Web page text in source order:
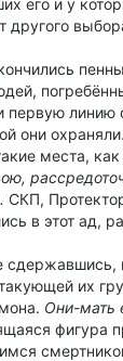
его и у
другого
первую линию
они
места, как
СКП,
в этот ад,
их
Они-мать
фигура